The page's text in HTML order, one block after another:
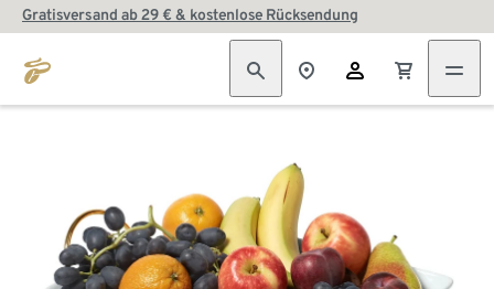
Gratisversand ab 29 € & kostenlose Rücksendung